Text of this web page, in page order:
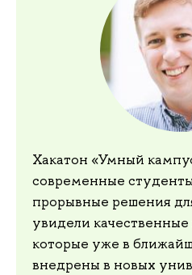
Хакатон «Умный
современные
прорывные решения
увидели
которые уже в
внедрены в новых